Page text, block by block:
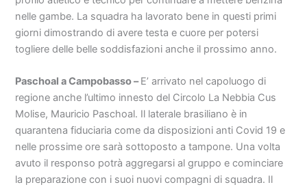
nelle gambe. La squadra ha lavorato bene in questi primi
giorni dimostrando di avere testa e cuore per potersi
togliere delle belle soddisfazioni anche il prossimo anno.
Paschoal a Campobasso –E’ arrivato nel capoluogo di
regione anche l’ultimo innesto del Circolo La Nebbia Cus
Molise, Mauricio Paschoal. Il laterale brasiliano è in
quarantena fiduciaria come da disposizioni anti Covid 19 e
nelle prossime ore sarà sottoposto a tampone. Una volta
avuto il responso potrà aggregarsi al gruppo e cominciare
la preparazione con i suoi nuovi compagni di squadra. Il